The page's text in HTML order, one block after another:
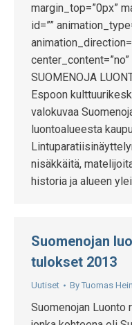
margin_top=”0px”
id=””
SUOMENOJA
Espoon
valokuvaa
luontoalueesta
nisäkkäitä,
historia ja alueen
Suomenojan
tulokset 2013
Uutiset By Tuomas
Suomenojan Luonto